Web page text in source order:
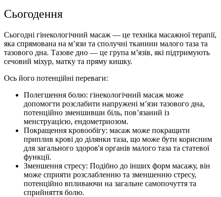
Сьогодення
Сьогодні гінекологічний масаж — це техніка масажної терапії,
яка спрямована на м’язи та сполучні тканини малого таза та
тазового дна. Тазове дно — це група м’язів, які підтримують
сечовий міхур, матку та пряму кишку.
Ось його потенційні переваги:
Полегшення болю: гінекологічний масаж може
допомогти розслабити напружені м’язи тазового дна,
потенційно зменшивши біль, пов’язаний із
менструацією, ендометриозом.
Покращення кровообігу: масаж може покращити
приплив крові до ділянки таза, що може бути корисним
для загального здоров'я органів малого таза та статевої
функції.
Зменшення стресу: Подібно до інших форм масажу, він
може сприяти розслабленню та зменшенню стресу,
потенційно впливаючи на загальне самопочуття та
сприйняття болю.